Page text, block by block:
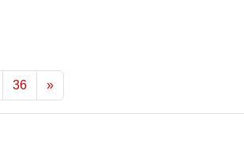
36 »